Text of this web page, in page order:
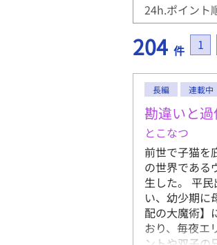
204 件 1
長編 連載中
勘違いと
とこなつ
前世で子猫を
の世界である
生した。 平
い、幼少期に
配の大魔術】
おり、毎夜エ